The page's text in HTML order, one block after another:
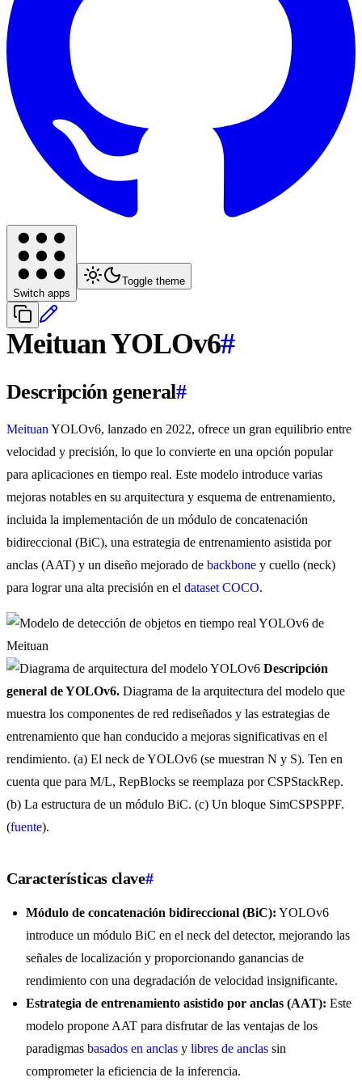
Switch apps
Toggle theme
Meituan YOLOv6#
Descripción general#
Meituan YOLOv6, lanzado en 2022, ofrece un gran equilibrio entre
velocidad y precisión, lo que lo convierte en una opción popular
para aplicaciones en tiempo real. Este modelo introduce varias
mejoras notables en su arquitectura y esquema de entrenamiento,
incluida la implementación de un módulo de concatenación
bidireccional (BiC), una estrategia de entrenamiento asistida por
anclas (AAT) y un diseño mejorado de backbone y cuello (neck)
para lograr una alta precisión en el dataset COCO.
Descripción
general de YOLOv6. Diagrama de la arquitectura del modelo que
muestra los componentes de red rediseñados y las estrategias de
entrenamiento que han conducido a mejoras significativas en el
rendimiento. (a) El neck de YOLOv6 (se muestran N y S). Ten en
cuenta que para M/L, RepBlocks se reemplaza por CSPStackRep.
(b) La estructura de un módulo BiC. (c) Un bloque SimCSPSPPF.
(fuente).
Características clave#
Módulo de concatenación bidireccional (BiC): YOLOv6
introduce un módulo BiC en el neck del detector, mejorando las
señales de localización y proporcionando ganancias de
rendimiento con una degradación de velocidad insignificante.
Estrategia de entrenamiento asistido por anclas (AAT): Este
modelo propone AAT para disfrutar de las ventajas de los
paradigmas basados en anclas y libres de anclas sin
comprometer la eficiencia de la inferencia.